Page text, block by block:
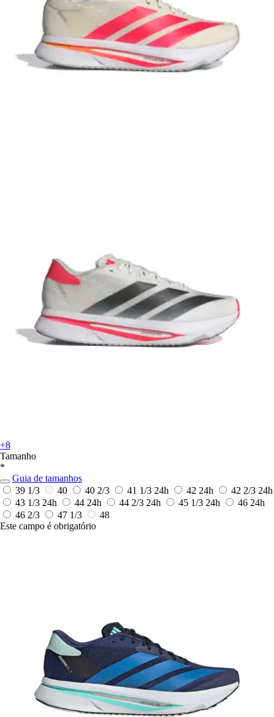
+8
Tamanho
*
Guia de tamanhos
39 1/3
40 40 2/3 41 1/3 24h 42 24h 42 2/3 24h
43 1/3 24h 44 24h 44 2/3 24h 45 1/3 24h 46 24h
46 2/3
47 1/3
48
Este campo é obrigatório